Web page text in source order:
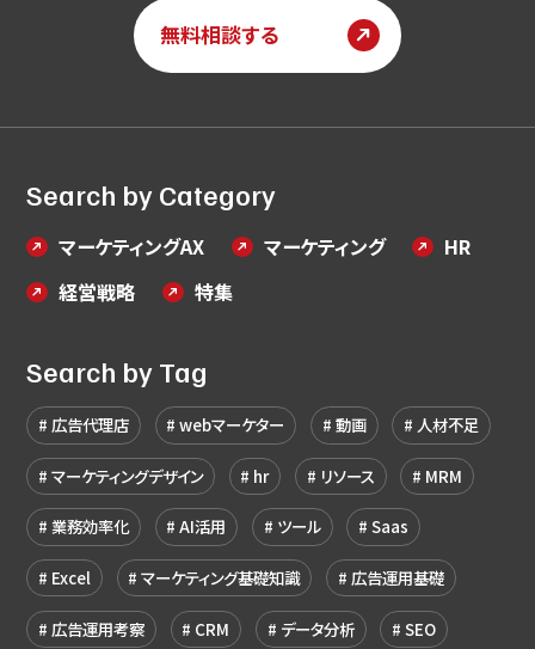
無料相談する
Search by Category
マーケティングAX マーケティング
HR
経営戦略
特集
Search by Tag
広告代理店 webマーケター 動画 人材不足
マーケティングデザイン hr リソース MRM
業務効率化 AI活用 ツール Saas
Excel マーケティング基礎知識 広告運用基礎
広告運用考察 CRM データ分析 SEO